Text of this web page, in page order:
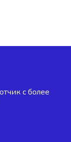
с более